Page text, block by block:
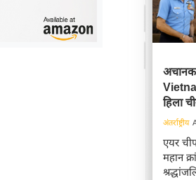
अचानक
हिला
अंतर्राष्ट्रीय
एयर
महान